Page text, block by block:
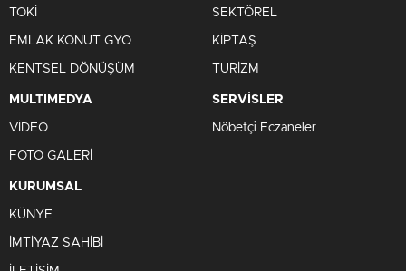
TOKİ
EMLAK KONUT GYO
KENTSEL DÖNÜŞÜM
SEKTÖREL
KİPTAŞ
TURİZM
MULTIMEDYA
VİDEO
FOTO GALERİ
SERVİSLER
Nöbetçi Eczaneler
KURUMSAL
KÜNYE
İMTİYAZ SAHİBİ